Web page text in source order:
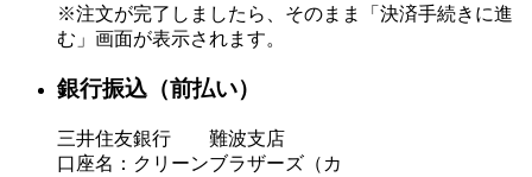
※注文が完了しましたら、そのまま「決済手続きに進
む」画面が表示されます。
銀行振込（前払い）
三井住友銀行 難波支店
口座名：クリーンブラザーズ（カ